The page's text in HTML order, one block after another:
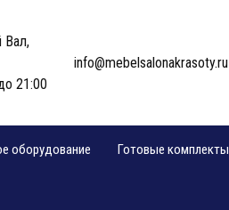
Вал,
21:00
info@mebelsalonakrasoty.ru
оборудование Готовые комплекты